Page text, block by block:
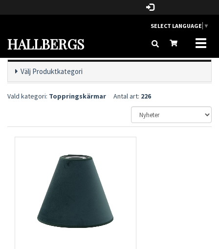
SELECT LANGUAGE ▼
HALLBERGS
Välj Produktkategori
Vald kategori: Toppringskärmar Antal art: 226